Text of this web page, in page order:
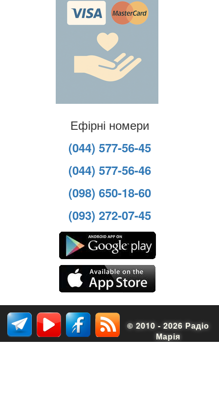
Ефірні номери
(044) 577-56-45
(044) 577-56-46
(098) 650-18-60
(093) 272-07-45
© 2010 - 2026 Радіо
Марія